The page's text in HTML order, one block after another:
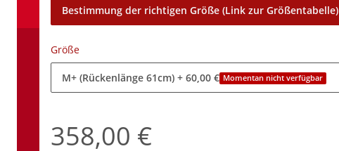
Bestimmung der richtigen Größe (Link zur Größentabelle)
Größe
M+ (Rückenlänge 61cm) + 60,00 € Momentan nicht verfügbar
358,00 €